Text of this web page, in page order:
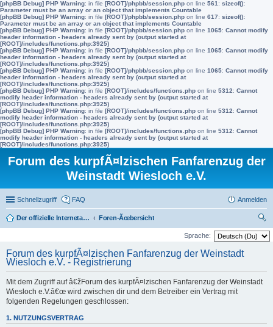
[phpBB Debug] PHP Warning: in file [ROOT]/phpbb/session.php on line 561 : sizeof():
Parameter must be an array or an object that implements Countable
[phpBB Debug] PHP Warning: in file [ROOT]/phpbb/session.php on line 617: sizeof():
Parameter must be an array or an object that implements Countable
[phpBB Debug] PHP Warning: in file [ROOT]/phpbb/session.php on line 1065: Cannot modify
header information - headers already sent by (output started at
[ROOT]/includes/functions.php:3925)
[phpBB Debug] PHP Warning: in file [ROOT]/phpbb/session.php on line 1065: Cannot modify
header information - headers already sent by (output started at
[ROOT]/includes/functions.php:3925)
[phpBB Debug] PHP Warning: in file [ROOT]/phpbb/session.php on line 1065: Cannot modify
header information - headers already sent by (output started at
[ROOT]/includes/functions.php:3925)
[phpBB Debug] PHP Warning: in file [ROOT]/includes/functions.php on line 5312: Cannot
modify header information - headers already sent by (output started at
[ROOT]/includes/functions.php:3925)
[phpBB Debug] PHP Warning: in file [ROOT]/includes/functions.php on line 5312: Cannot
modify header information - headers already sent by (output started at
[ROOT]/includes/functions.php:3925)
[phpBB Debug] PHP Warning: in file [ROOT]/includes/functions.php on line 5312: Cannot
modify header information - headers already sent by (output started at
[ROOT]/includes/functions.php:3925)
Forum des kurpfÃ¤lzischen Fanfarenzug der
Weinstadt Wiesloch e.V.
Schnellzugriff FAQ Anmelden
Der offizielle Internetauftritt des Fanfarenzugs Wiesloch
Foren-Ãœbersicht
uc
Sprache:
Forum des kurpfÃ¤lzischen Fanfarenzug der Weinstadt
Wiesloch e.V. - Registrierung
Mit dem Zugriff auf â€žForum des kurpfÃ¤lzischen Fanfarenzug der Weinstadt
Wiesloch e.V.â€œ wird zwischen dir und dem Betreiber ein Vertrag mit
folgenden Regelungen geschlossen:
1. NUTZUNGSVERTRAG